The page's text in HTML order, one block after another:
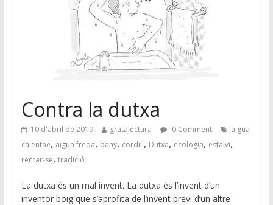
Contra la dutxa
10 d'abril de 2019 gratalectura 0 Comment
aigua
calentae, aigua freda, bany, cordill, Dutxa, ecologia, estalvi,
rentar-se, tradició
La dutxa és un mal invent. La dutxa és l’invent d’un
inventor boig que s’aprofita de l’invent previ d’un altre